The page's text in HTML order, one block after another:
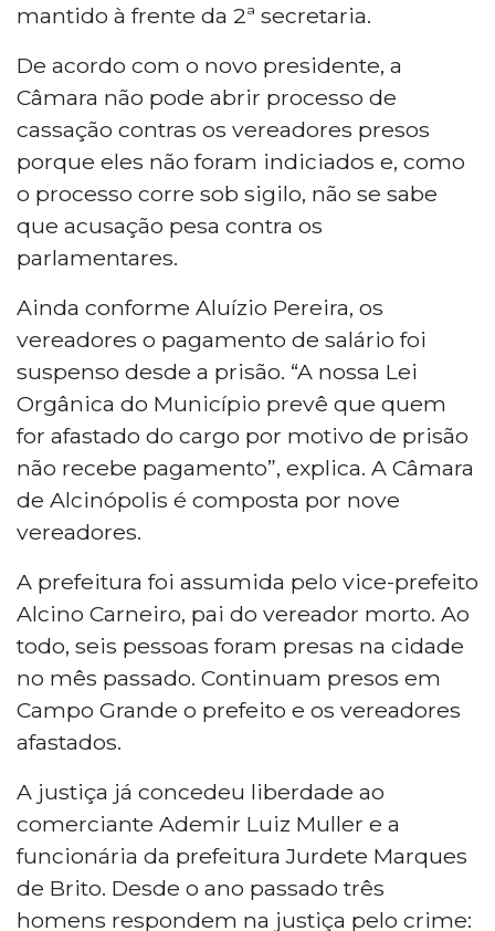
mantido à frente da 2ª secretaria.
De acordo com o novo presidente, a
Câmara não pode abrir processo de
cassação contras os vereadores presos
porque eles não foram indiciados e, como
o processo corre sob sigilo, não se sabe
que acusação pesa contra os
parlamentares.
Ainda conforme Aluízio Pereira, os
vereadores o pagamento de salário foi
suspenso desde a prisão. “A nossa Lei
Orgânica do Município prevê que quem
for afastado do cargo por motivo de prisão
não recebe pagamento”, explica. A Câmara
de Alcinópolis é composta por nove
vereadores.
A prefeitura foi assumida pelo vice-prefeito
Alcino Carneiro, pai do vereador morto. Ao
todo, seis pessoas foram presas na cidade
no mês passado. Continuam presos em
Campo Grande o prefeito e os vereadores
afastados.
A justiça já concedeu liberdade ao
comerciante Ademir Luiz Muller e a
funcionária da prefeitura Jurdete Marques
de Brito. Desde o ano passado três
homens respondem na justiça pelo crime: